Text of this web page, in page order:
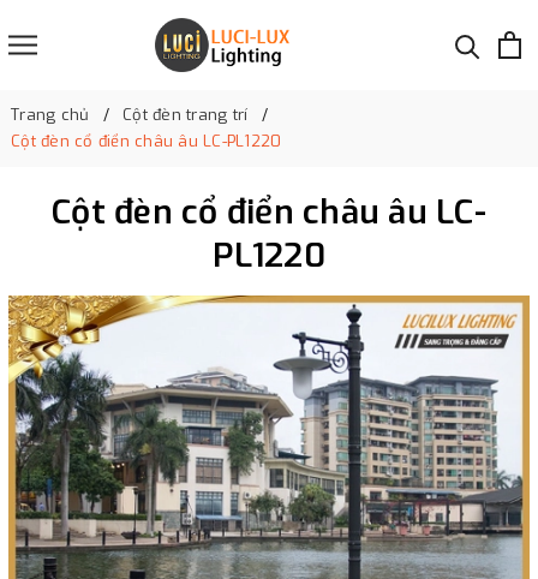
Trang chủ
Cột đèn trang trí
Cột đèn cổ điển châu âu LC-PL1220
Cột đèn cổ điển châu âu LC-
PL1220